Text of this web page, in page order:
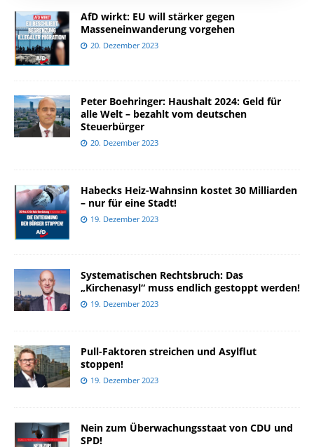
AfD wirkt: EU will stärker gegen
Masseneinwanderung vorgehen
20. Dezember 2023
Peter Boehringer: Haushalt 2024: Geld für
alle Welt – bezahlt vom deutschen
Steuerbürger
20. Dezember 2023
Habecks Heiz-Wahnsinn kostet 30 Milliarden
– nur für eine Stadt!
19. Dezember 2023
Systematischen Rechtsbruch: Das
„Kirchenasyl“ muss endlich gestoppt werden!
19. Dezember 2023
Pull-Faktoren streichen und Asylflut
stoppen!
19. Dezember 2023
Nein zum Überwachungsstaat von CDU und
SPD!